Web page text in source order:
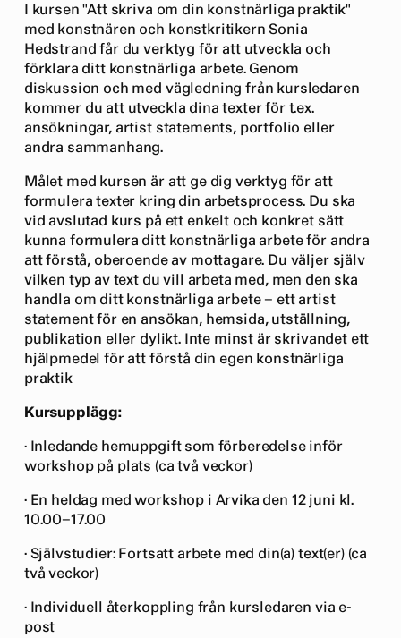
I kursen "Att skriva om din konstnärliga praktik"
med konstnären och konstkritikern Sonia
Hedstrand får du verktyg för att utveckla och
förklara ditt konstnärliga arbete. Genom
diskussion och med vägledning från kursledaren
kommer du att utveckla dina texter för t.ex.
ansökningar, artist statements, portfolio eller
andra sammanhang.
Målet med kursen är att ge dig verktyg för att
formulera texter kring din arbetsprocess. Du ska
vid avslutad kurs på ett enkelt och konkret sätt
kunna formulera ditt konstnärliga arbete för andra
att förstå, oberoende av mottagare. Du väljer själv
vilken typ av text du vill arbeta med, men den ska
handla om ditt konstnärliga arbete – ett artist
statement för en ansökan, hemsida, utställning,
publikation eller dylikt. Inte minst är skrivandet ett
hjälpmedel för att förstå din egen konstnärliga
praktik
Kursupplägg:
· Inledande hemuppgift som förberedelse inför
workshop på plats (ca två veckor)
· En heldag med workshop i Arvika den 12 juni kl.
10.00–17.00
· Självstudier: Fortsatt arbete med din(a) text(er) (ca
två veckor)
· Individuell återkoppling från kursledaren via e-
post